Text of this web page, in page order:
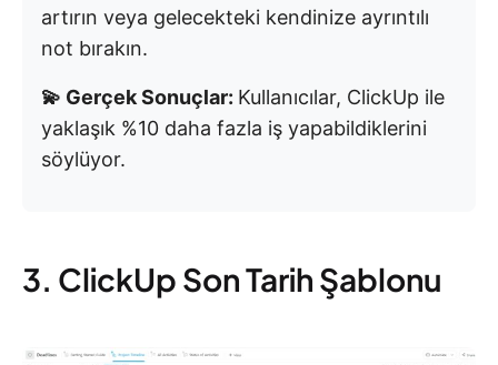
artırın veya gelecekteki kendinize ayrıntılı
not bırakın.
💫 Gerçek Sonuçlar: Kullanıcılar, ClickUp ile
yaklaşık %10 daha fazla iş yapabildiklerini
söylüyor.
3. ClickUp Son Tarih Şablonu